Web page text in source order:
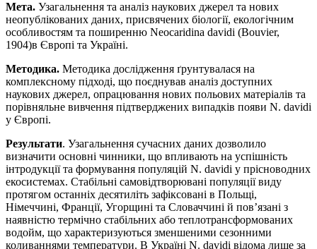
Мета. Узагальнення та аналіз наукових джерел та нових
неопублікованих даних, присвячених біології, екологічним
особливостям та поширенню Neocaridina davidi (Bouvier,
1904)в Європі та Україні.
Методика. Методика дослідження ґрунтувалася на
комплексному підході, що поєднував аналіз доступних
наукових джерел, опрацювання нових польових матеріалів та
порівняльне вивчення підтверджених випадків появи N. davidi
у Європі.
Результати. Узагальнення сучасних даних дозволило
визначити основні чинники, що впливають на успішність
інтродукції та формування популяцій N. davidi у прісноводних
екосистемах. Стабільні самовідтворювані популяції виду
протягом останніх десятиліть зафіксовані в Польщі,
Німеччині, Франції, Угорщині та Словаччині й пов’язані з
наявністю термічно стабільних або теплотрансформованих
водойм, що характеризуються зменшеними сезонними
коливаннями температури. В Україні N. davidi відома лише за